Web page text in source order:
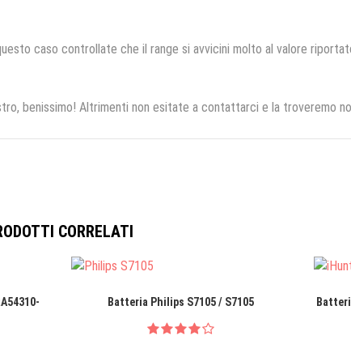
caso controllate che il range si avvicini molto al valore
benissimo! Altrimenti non esitate a contattarci e la troveremo
CORRELATI
Batteria Philips S7105 / S7105